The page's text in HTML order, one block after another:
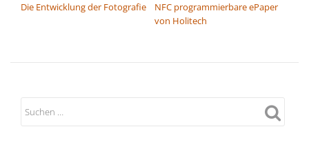
Die Entwicklung der Fotografie
NFC programmierbare ePaper
von Holitech